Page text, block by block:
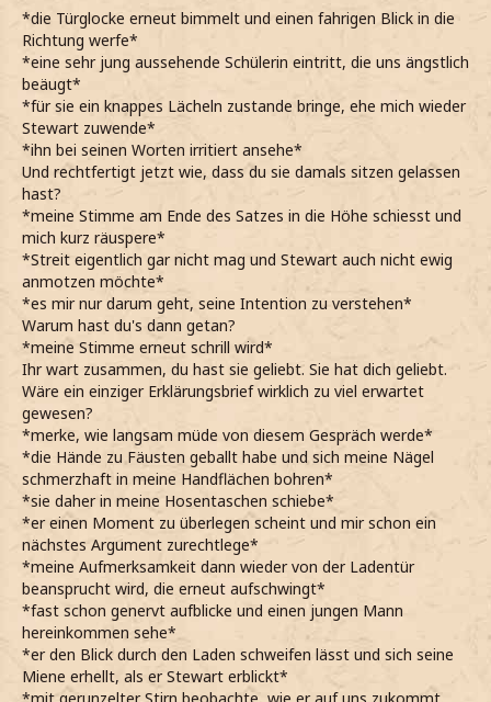
*die Türglocke erneut bimmelt und einen fahrigen Blick in die
Richtung werfe*
*eine sehr jung aussehende Schülerin eintritt, die uns ängstlich
beäugt*
*für sie ein knappes Lächeln zustande bringe, ehe mich wieder
Stewart zuwende*
*ihn bei seinen Worten irritiert ansehe*
Und rechtfertigt jetzt wie, dass du sie damals sitzen gelassen
hast?
*meine Stimme am Ende des Satzes in die Höhe schiesst und
mich kurz räuspere*
*Streit eigentlich gar nicht mag und Stewart auch nicht ewig
anmotzen möchte*
*es mir nur darum geht, seine Intention zu verstehen*
Warum hast du's dann getan?
*meine Stimme erneut schrill wird*
Ihr wart zusammen, du hast sie geliebt. Sie hat dich geliebt.
Wäre ein einziger Erklärungsbrief wirklich zu viel erwartet
gewesen?
*merke, wie langsam müde von diesem Gespräch werde*
*die Hände zu Fäusten geballt habe und sich meine Nägel
schmerzhaft in meine Handflächen bohren*
*sie daher in meine Hosentaschen schiebe*
*er einen Moment zu überlegen scheint und mir schon ein
nächstes Argument zurechtlege*
*meine Aufmerksamkeit dann wieder von der Ladentür
beansprucht wird, die erneut aufschwingt*
*fast schon genervt aufblicke und einen jungen Mann
hereinkommen sehe*
*er den Blick durch den Laden schweifen lässt und sich seine
Miene erhellt, als er Stewart erblickt*